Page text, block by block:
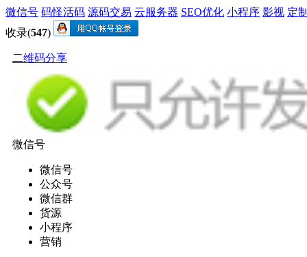
微信号 码怪活码 源码交易 云服务器 SEO优化 小程序 影视 定
收录(547)
二维码分享
微信号
微信号
公众号
微信群
货源
小程序
营销